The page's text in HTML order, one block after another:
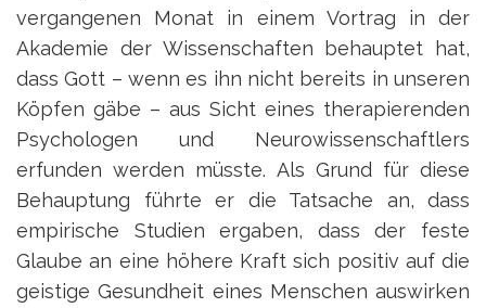
vergangenen Monat in einem Vortrag in der
Akademie der Wissenschaften behauptet hat,
dass Gott – wenn es ihn nicht bereits in unseren
Köpfen gäbe – aus Sicht eines therapierenden
Psychologen und Neurowissenschaftlers
erfunden werden müsste. Als Grund für diese
Behauptung führte er die Tatsache an, dass
empirische Studien ergaben, dass der feste
Glaube an eine höhere Kraft sich positiv auf die
geistige Gesundheit eines Menschen auswirken